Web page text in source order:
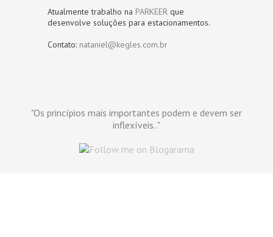
Atualmente trabalho na PARKEER que
desenvolve soluções para estacionamentos.
Contato: nataniel@kegles.com.br
"Os princípios mais importantes podem e devem ser
inflexíveis.."